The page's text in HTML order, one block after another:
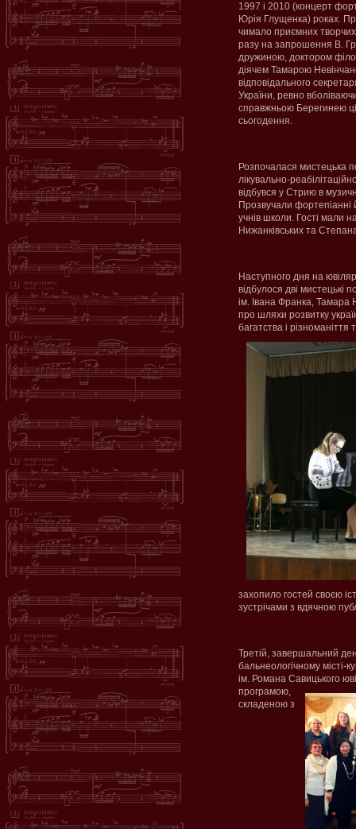
1997 і 2010 (концерт
Юрія Глущенка) роках.
чимало приємних
разу на запрошення В.
дружиною, доктором
діячем Тамарою
відповідального
України, ревно
справжньою Берегинею
сьогодення.
Розпочалася мистецька
лікувально-
відбувся у Стрию в
Прозвучали фортепіанні
учнів школи. Гості мали
Нижанківських та
Наступного дня на
відбулося дві мистецькі
ім. Івана Франка, Тамара
про шляхи розвитку
багатства і різноманіття
захопило гостей своєю
зустрічами з вдячною
Третій, завершальний
бальнеологічному місті-
ім. Романа Савицького
програмою,
складеною з